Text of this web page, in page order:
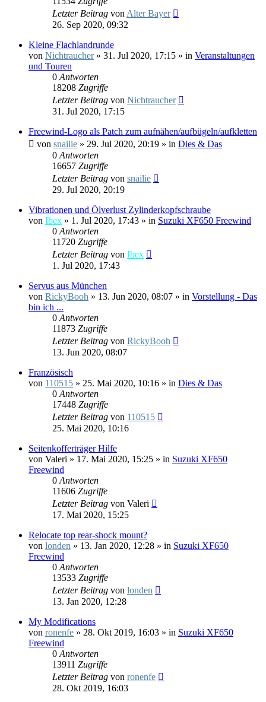
Letzter Beitrag von Alter Bayer
26. Sep 2020, 09:32
Kleine Flachlandrunde
von Nichtraucher» 31. Jul 2020, 17:15 » in Veranstaltungen
und Touren
0 Antworten
18208 Zugriffe
Letzter Beitrag von Nichtraucher
31. Jul 2020, 17:15
Freewind-Logo als Patch zum aufnähen/aufbügeln/aufkletten
von snailie » 29. Jul 2020, 20:19 » in Dies & Das
0 Antworten
16657 Zugriffe
Letzter Beitrag von snailie
29. Jul 2020, 20:19
Vibrationen und Ölverlust Zylinderkopfschraube
von Ibex » 1. Jul 2020, 17:43 » in Suzuki XF650 Freewind
0 Antworten
11720 Zugriffe
Letzter Beitrag von Ibex
1. Jul 2020, 17:43
Servus aus München
von RickyBooh » 13. Jun 2020, 08:07 » in Vorstellung - Das
bin ich ...
0 Antworten
11873 Zugriffe
Letzter Beitrag von RickyBooh
13. Jun 2020, 08:07
Französisch
von 110515 » 25. Mai 2020, 10:16 » in Dies & Das
0 Antworten
17448 Zugriffe
Letzter Beitrag von 110515
25. Mai 2020, 10:16
Seitenkofferträger Hilfe
von Valeri » 17. Mai 2020, 15:25 » in Suzuki XF650
Freewind
0 Antworten
11606 Zugriffe
Letzter Beitrag von Valeri
17. Mai 2020, 15:25
Relocate top rear-shock mount?
von londen » 13. Jan 2020, 12:28 » in Suzuki XF650
Freewind
0 Antworten
13533 Zugriffe
Letzter Beitrag von londen
13. Jan 2020, 12:28
My Modifications
von ronenfe » 28. Okt 2019, 16:03 » in Suzuki XF650
Freewind
0 Antworten
13911 Zugriffe
Letzter Beitrag von ronenfe
28. Okt 2019, 16:03